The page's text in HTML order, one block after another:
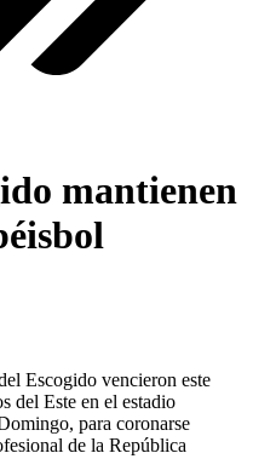
mantienen
Escogido vencieron este
del Este en el estadio
para coronarse
de la República